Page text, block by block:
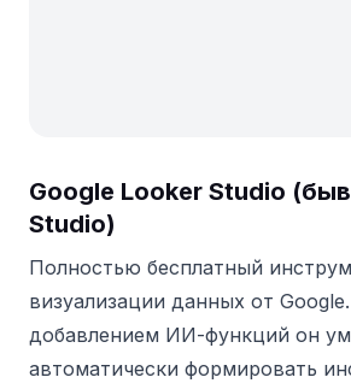
Google Looker Studio
Studio)
Полностью бесплатный
визуализации данных от
добавлением ИИ-функций он
автоматически формировать